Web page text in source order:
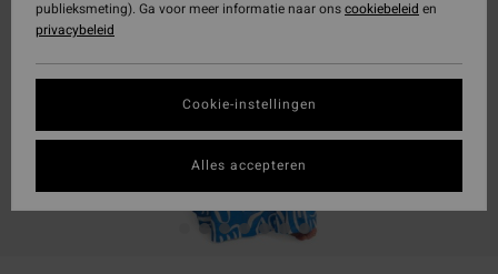
publieksmeting). Ga voor meer informatie naar onscookiebeleid en
privacybeleid
Cookie-instellingen
Alles accepteren